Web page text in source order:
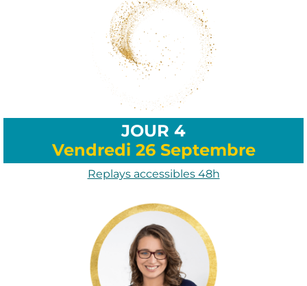
JOUR 4
Vendredi 26 Septembre
Replays accessibles 48h